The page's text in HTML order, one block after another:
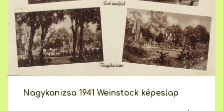
Nagykanizsa 1941 Weinstock képeslap